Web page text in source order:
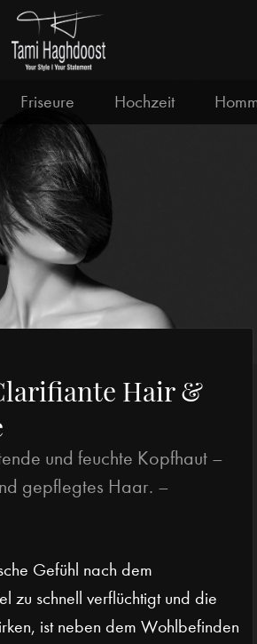
Friseure Hochzeit
Hair &
und feuchte Kopfhaut –
gepflegtes Haar. –
Gefühl nach dem
zu schnell verflüchtigt und die
ist neben dem Wohlbefinden